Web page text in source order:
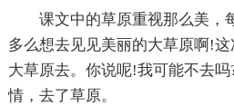
课文中的草原重视那么美，
多么想去见见美丽的大草原啊!
大草原去。你说呢!我可能不去
情，去了草原。